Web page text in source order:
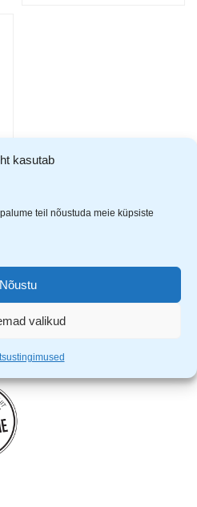
kasutab
teil nõustuda meie küpsiste
Nõustu
valikud